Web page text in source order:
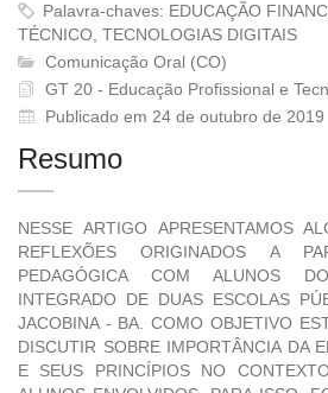
Palavra-chaves: EDUCAÇÃO
TÉCNICO, TECNOLOGIAS DIGITAIS
Comunicação Oral (CO)
GT 20 - Educação Profissional e
Publicado em 24 de outubro de 2019
Resumo
NESSE ARTIGO APRESENTAMOS
REFLEXÕES ORIGINADOS A
PEDAGÓGICA COM ALUNOS
INTEGRADO DE DUAS ESCOLAS
JACOBINA - BA. COMO OBJETIVO
DISCUTIR SOBRE IMPORTÂNCIA DA
E SEUS PRINCÍPIOS NO